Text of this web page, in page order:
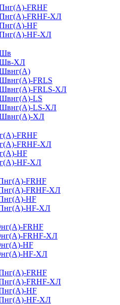
FRHF
FRHF-ХЛ
HF
HF-ХЛ
ХЛ
FRLS
FRLS-ХЛ
LS
LS-ХЛ
ХЛ
FRHF
FRHF-ХЛ
HF
HF-ХЛ
FRHF
FRHF-ХЛ
HF
HF-ХЛ
FRHF
FRHF-ХЛ
HF
HF-ХЛ
FRHF
FRHF-ХЛ
HF
HF-ХЛ